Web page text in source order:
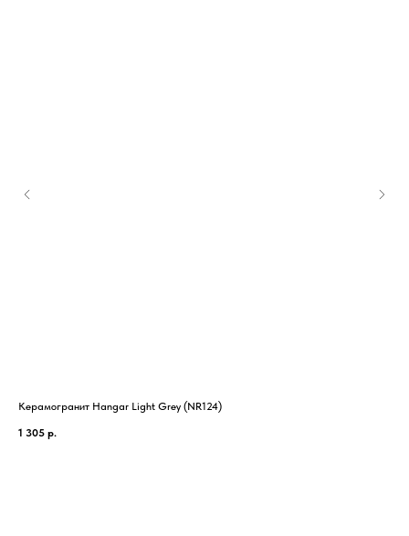
Керамогранит Hangar Light Grey (NR124)
1 305 р.